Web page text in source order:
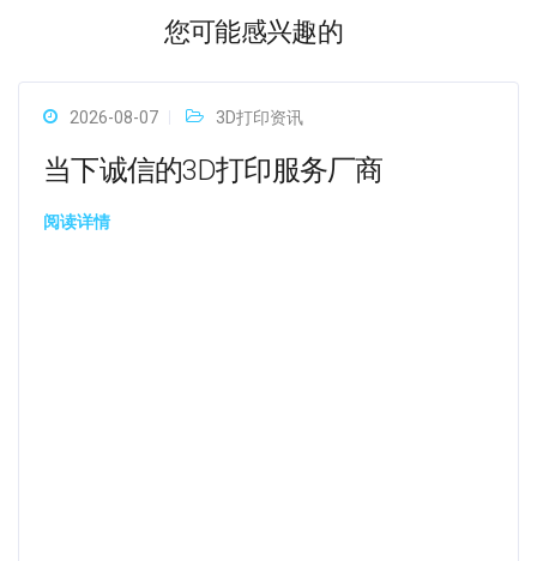
您可能感兴趣的
2026-08-07 3D打印资讯
当下诚信的3D打印服务厂商
阅读详情